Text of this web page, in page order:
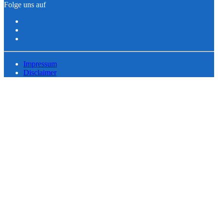
Folge uns auf
Impressum
Disclaimer